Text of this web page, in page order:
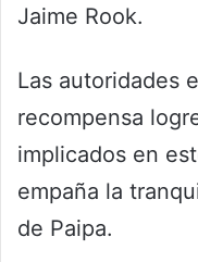
Jaime Rook.
Las autoridades
recompensa
implicados en
empaña la
de Paipa.